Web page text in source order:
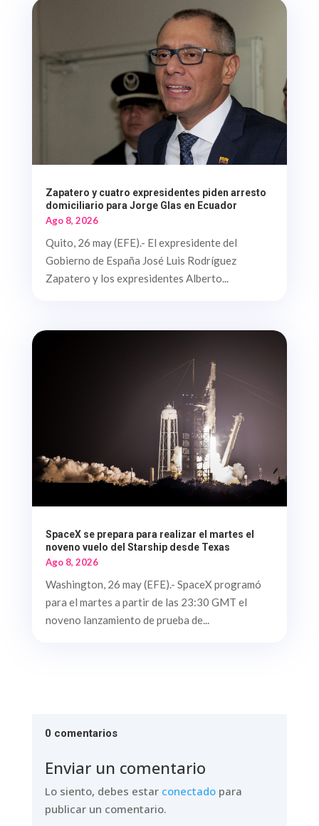
Zapatero y cuatro expresidentes piden arresto
domiciliario para Jorge Glas en Ecuador
Ago 8, 2026
Quito, 26 may (EFE).- El expresidente del
Gobierno de España José Luis Rodríguez
Zapatero y los expresidentes Alberto...
SpaceX se prepara para realizar el martes el
noveno vuelo del Starship desde Texas
Ago 8, 2026
Washington, 26 may (EFE).- SpaceX programó
para el martes a partir de las 23:30 GMT el
noveno lanzamiento de prueba de...
0 comentarios
Enviar un comentario
Lo siento, debes estar conectadopara
publicar un comentario.